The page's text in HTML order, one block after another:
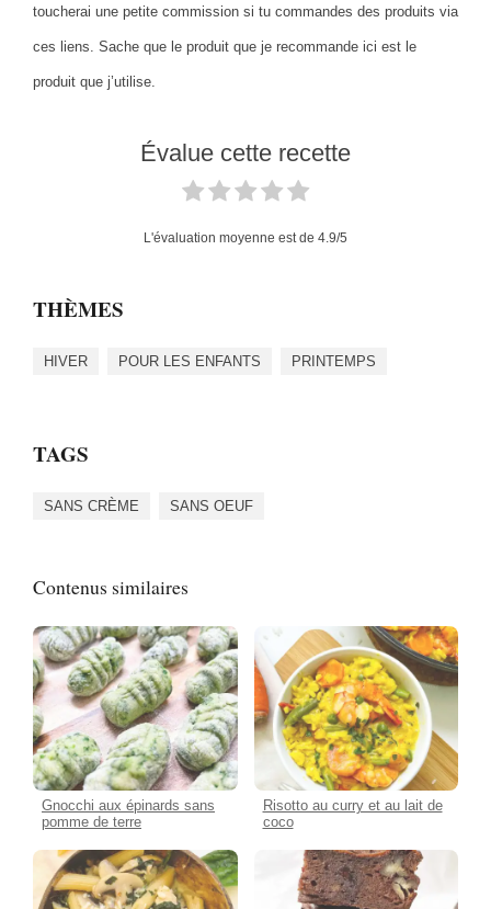
toucherai une petite commission si tu commandes des produits via
ces liens. Sache que le produit que je recommande ici est le
produit que j’utilise.
Évalue cette recette
L'évaluation moyenne est de 4.9/5
THÈMES
HIVER POUR LES ENFANTS PRINTEMPS
TAGS
SANS CRÈME SANS OEUF
Contenus similaires
Gnocchi aux épinards sans
pomme de terre
Risotto au curry et au lait de
coco